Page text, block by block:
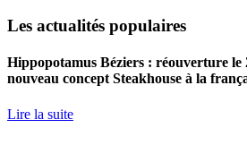
Les actualités populaires
Hippopotamus Béziers : réouverture le
nouveau concept Steakhouse à la
Lire la suite